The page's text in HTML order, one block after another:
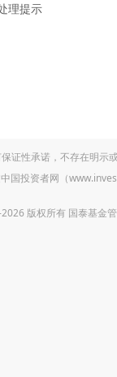
理提示
证性承诺，不存在明
国投资者网（
版权所有 国泰基金